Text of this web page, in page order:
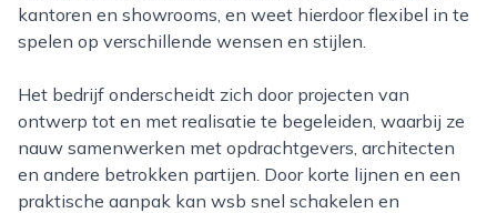
kantoren en showrooms, en weet hierdoor flexibel in te
spelen op verschillende wensen en stijlen.
Het bedrijf onderscheidt zich door projecten van
ontwerp tot en met realisatie te begeleiden, waarbij ze
nauw samenwerken met opdrachtgevers, architecten
en andere betrokken partijen. Door korte lijnen en een
praktische aanpak kan wsb snel schakelen en